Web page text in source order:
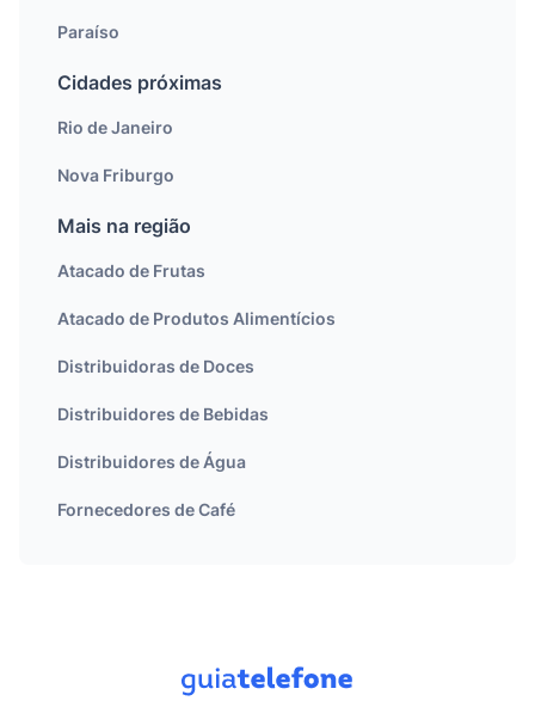
Paraíso
Cidades próximas
Rio de Janeiro
Nova Friburgo
Mais na região
Atacado de Frutas
Atacado de Produtos Alimentícios
Distribuidoras de Doces
Distribuidores de Bebidas
Distribuidores de Água
Fornecedores de Café